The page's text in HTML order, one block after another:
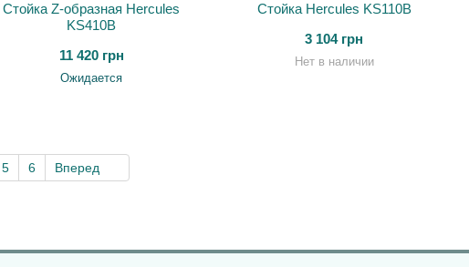
Стойка Z-образная Hercules
KS410B
11 420 грн
Ожидается
Стойка Hercules KS110B
3 104 грн
Нет в наличии
5 6 Вперед